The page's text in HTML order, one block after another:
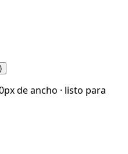
de ancho · listo para